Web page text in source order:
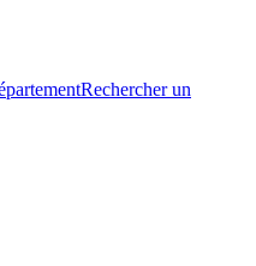
Rechercher un